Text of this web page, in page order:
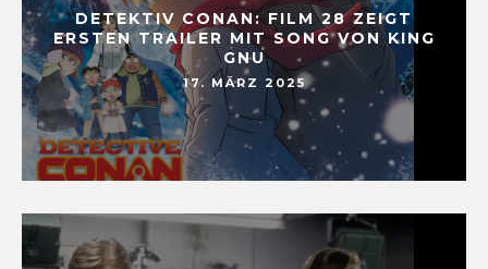
DETEKTIV CONAN: FILM 28 ZEIGT
ERSTEN TRAILER MIT SONG VON KING
GNU
17. MÄRZ 2025